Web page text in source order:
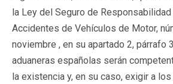
la Ley del Seguro de
Accidentes de Vehículos de Motor,
noviembre , en su apartado 2, párrafo
aduaneras españolas serán
la existencia y, en su caso, exigir a